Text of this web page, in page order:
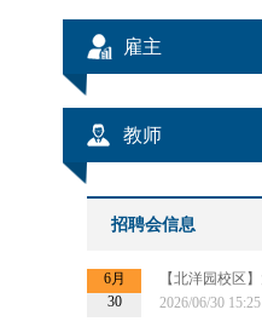
雇主
教师
招聘会信息
6月
30
2026/06/30 15:25